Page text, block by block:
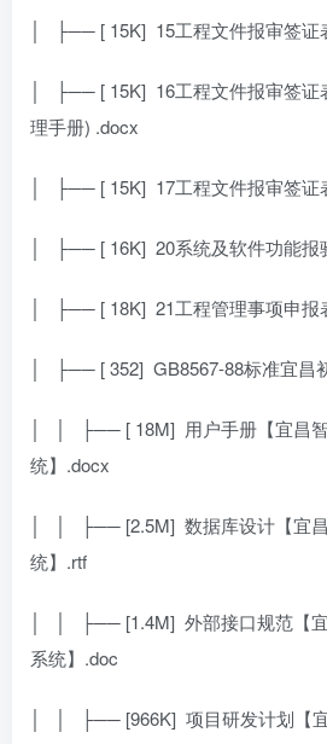
│ ├── [ 15K] 15工程文件报审签
│ ├── [ 15K] 16工程文件报审签
理手册) .docx
│ ├── [ 15K] 17工程文件报审签
│ ├── [ 16K] 20系统及软件功能报
│ ├── [ 18K] 21工程管理事项申报
│ ├── [ 352] GB8567-88标准宜昌
│ │ ├── [ 18M] 用户手册【宜昌
统】.docx
│ │ ├── [2.5M] 数据库设计【宜
统】.rtf
│ │ ├── [1.4M] 外部接口规范【
系统】.doc
│ │ ├── [966K] 项目研发计划【